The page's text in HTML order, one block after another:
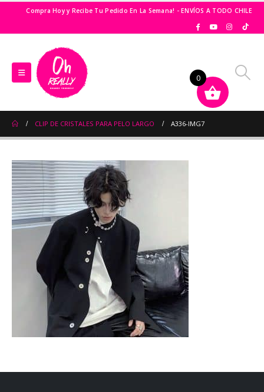
Compra Hoy y Recibe Tu Pedido En La Semana! - ENVÍOS A TODO CHILE
CLIP DE CRISTALES PARA PELO LARGO A336-IMG7
0